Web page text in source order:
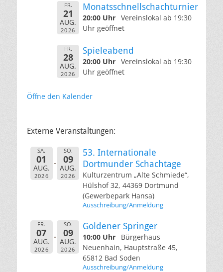
FR.
21
AUG.
2026
Monatsschnellschachturnier
20:00 Uhr Vereinslokal ab 19:30
Uhr geöffnet
FR.
28
AUG.
2026
Spieleabend
20:00 Uhr Vereinslokal ab 19:30
Uhr geöffnet
Öffne den Kalender
Externe Veranstaltungen:
SA.
01
AUG.
2026
SO.
09
AUG.
2026
53. Internationale
Dortmunder Schachtage
Kulturzentrum „Alte Schmiede“,
Hülshof 32, 44369 Dortmund
(Gewerbepark Hansa)
Ausschreibung/Anmeldung
FR.
07
AUG.
2026
SO.
09
AUG.
2026
Goldener Springer
10:00 Uhr
Bürgerhaus
Neuenhain, Hauptstraße 45,
65812 Bad Soden
Ausschreibung/Anmeldung